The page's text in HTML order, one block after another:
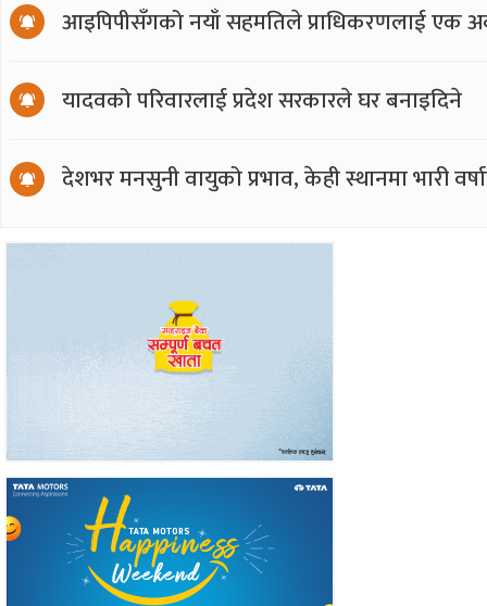
आइपिपीसँगको नयाँ सहमतिले प्राधिकरणलाई एक
यादवको परिवारलाई प्रदेश सरकारले घर बनाइदिने
देशभर मनसुनी वायुको प्रभाव, केही स्थानमा भारी